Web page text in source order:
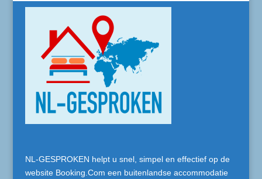
NL-GESPROKEN helpt u snel, simpel en effectief op de
website Booking.Com een buitenlandse accommodatie